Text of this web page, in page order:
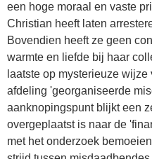
een hoge moraal en vaste
Christian heeft laten
Bovendien heeft ze geen
warmte en liefde bij haar
laatste op mysterieuze
afdeling 'georganiseerde
aanknopingspunt blijkt een
overgeplaatst is naar de
met het onderzoek